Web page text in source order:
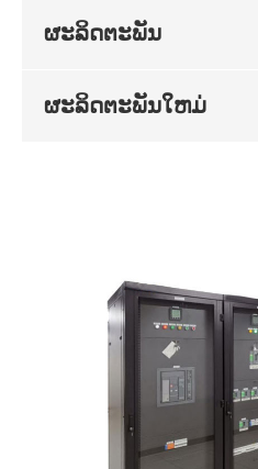
ຜະລິດຕະພັນ
ຜະລິດຕະພັນໃຫມ່